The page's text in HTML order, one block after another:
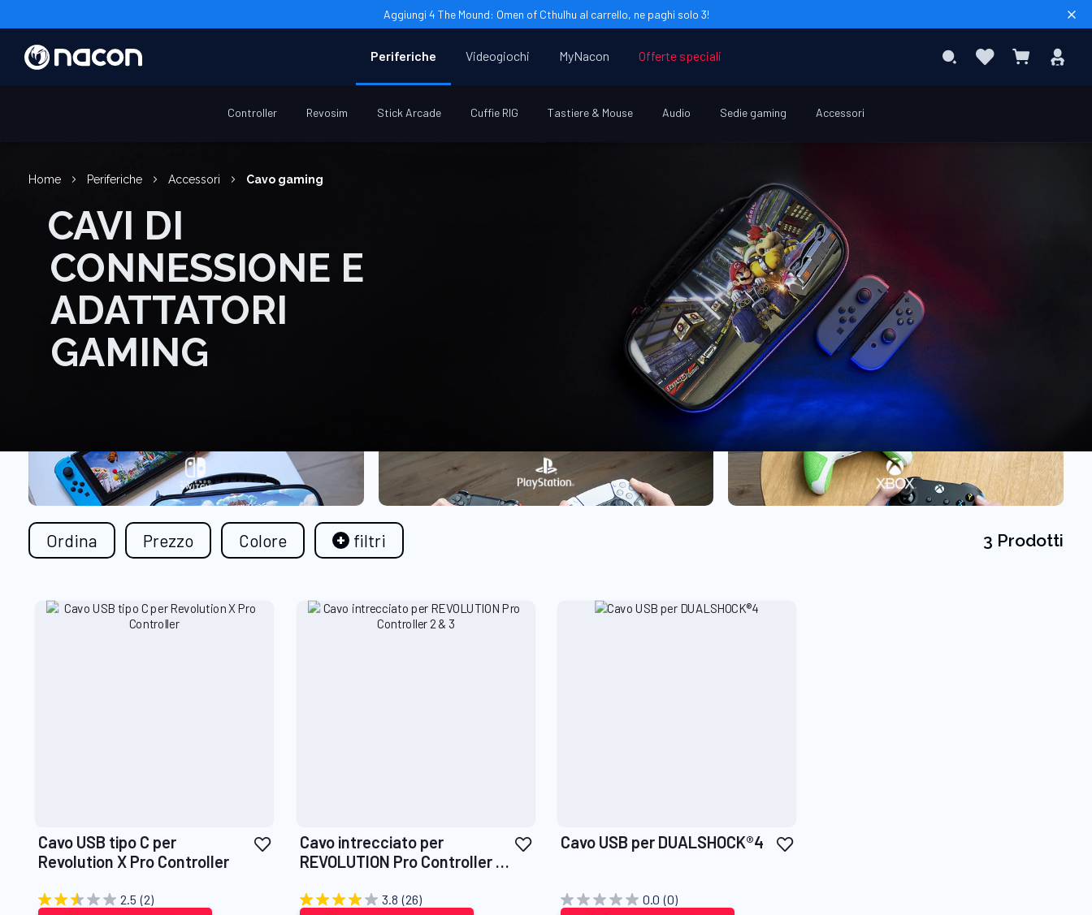
Aggiungi 4 The Mound: Omen of Cthulhu al carrello, ne paghi solo 3!
Periferiche
Controller Revosim Stick Arcade Cuffie RIG Tastiere & Mouse Audio Sedie gaming Accessori
Videogiochi MyNacon Offerte speciali SearchPreferiti Carrello
Home Periferiche Accessori Cavo gaming
CAVI DI
CONNESSIONE E
ADATTATORI
GAMING
Ordina Prezzo Colore filtri 3 Prodotti
Cavo USB tipo C per
Revolution X Pro Controller
Aggiungi
desideri
2.5 (2)
Cavo intrecciato per
REVOLUTION Pro Controller 2
Aggiungi
desideri
3.8 (26)
Cavo USB per DUALSHOCK®4
Aggiungi
0.0 (0)